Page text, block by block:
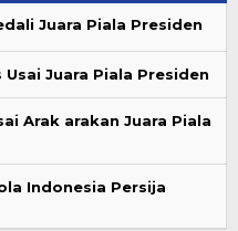
Juara Piala Presiden
Juara Piala Presiden
Arak arakan Juara Piala
Indonesia Persija